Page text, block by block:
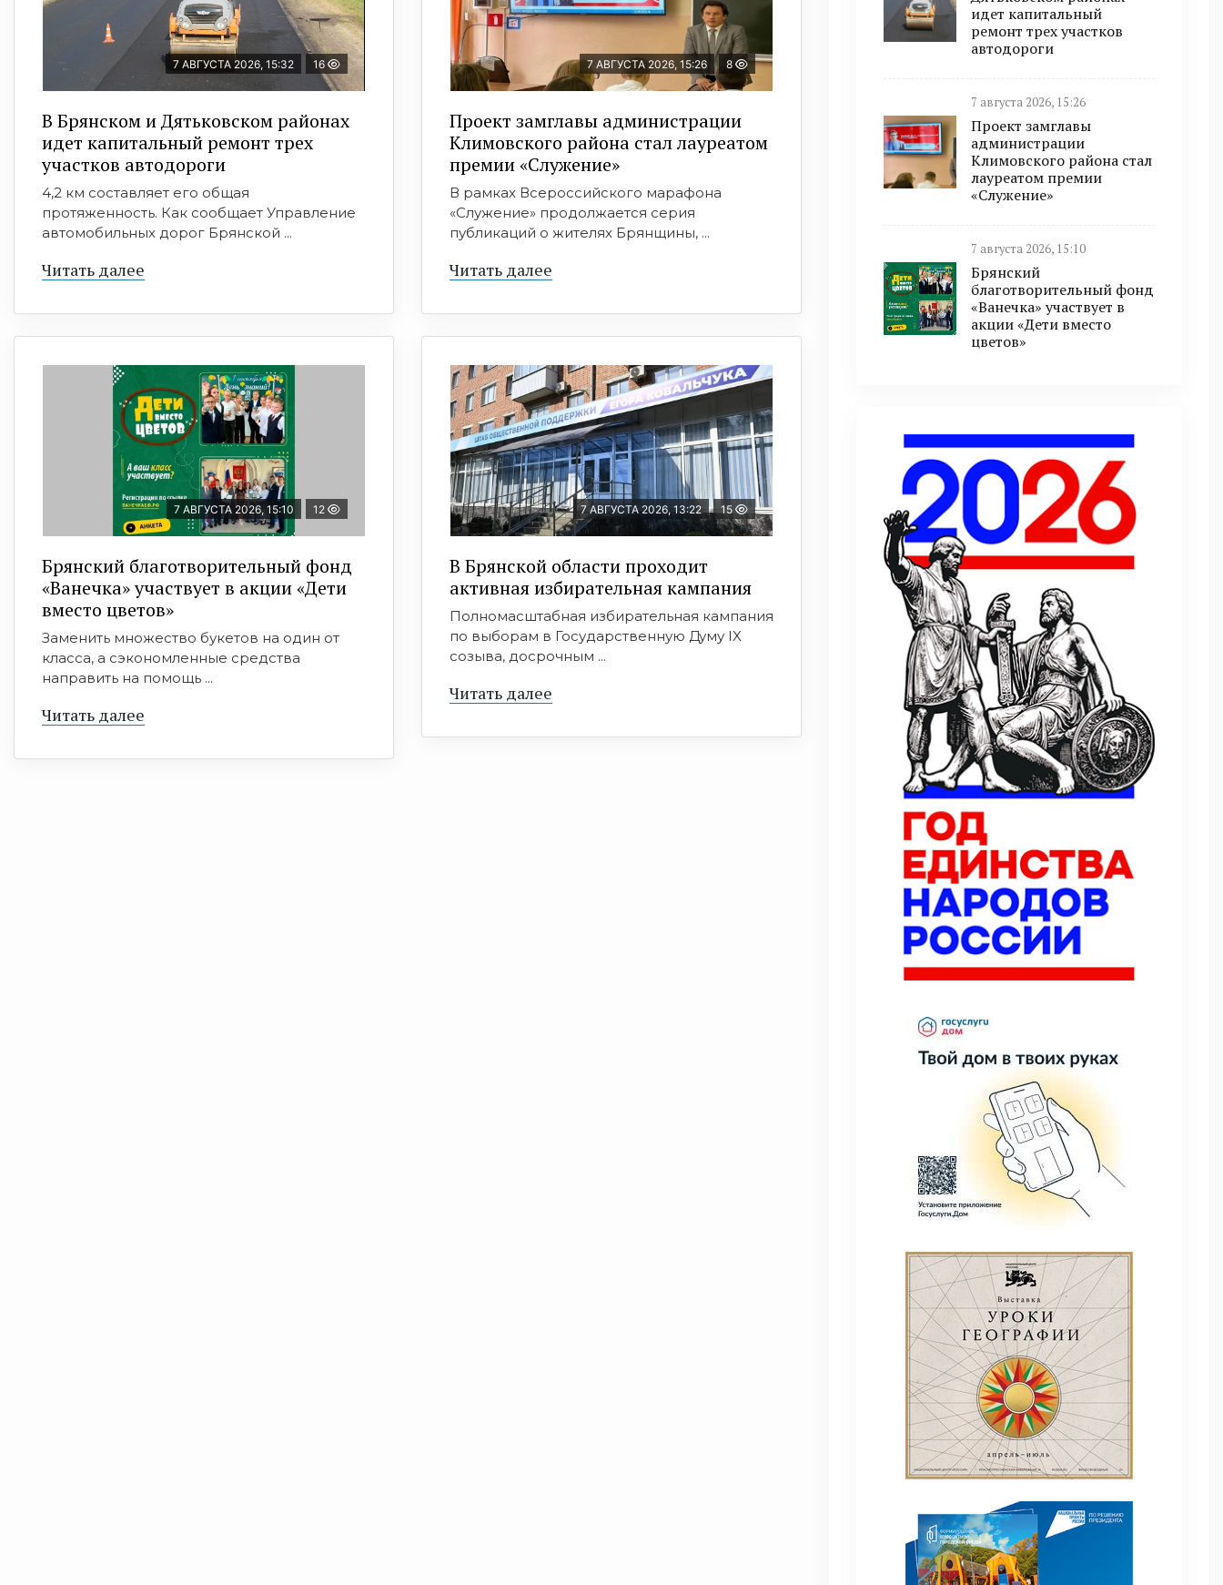
7 АВГУСТА 2026, 15:32 16
В Брянском и Дятьковском районах
идет капитальный ремонт трех
участков автодороги
4,2 км составляет его общая
протяженность. Как сообщает Управление
автомобильных дорог Брянской ...
Читать далее
7 АВГУСТА 2026, 15:26 8
Проект замглавы администрации
Климовского района стал лауреатом
премии «Служение»
В рамках Всероссийского марафона
«Служение» продолжается серия
публикаций о жителях Брянщины, ...
Читать далее
7 АВГУСТА 2026, 15:10 12
Брянский благотворительный фонд
«Ванечка» участвует в акции «Дети
вместо цветов»
Заменить множество букетов на один от
класса, а сэкономленные средства
направить на помощь ...
Читать далее
7 АВГУСТА 2026, 13:22 15
В Брянской области проходит
активная избирательная кампания
Полномасштабная избирательная кампания
по выборам в Государственную Думу IX
созыва, досрочным ...
Читать далее
идет капитальный
ремонт трех участков
автодороги
7 августа 2026, 15:26
Проект замглавы
администрации
Климовского района стал
лауреатом премии
«Служение»
7 августа 2026, 15:10
Брянский
благотворительный фонд
«Ванечка» участвует в
акции «Дети вместо
цветов»